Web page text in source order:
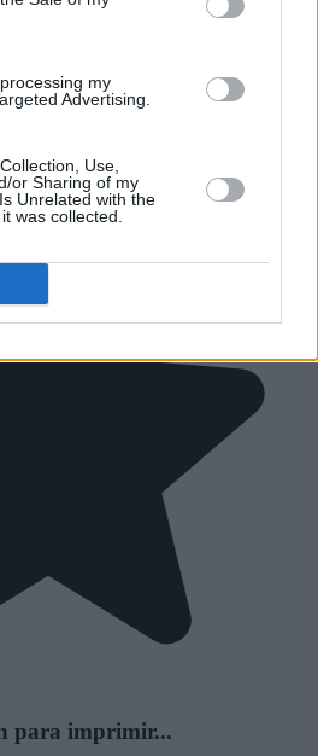
my
Advertising.
Use,
or Sharing of my
Unrelated with the
was collected.
para imprimir...